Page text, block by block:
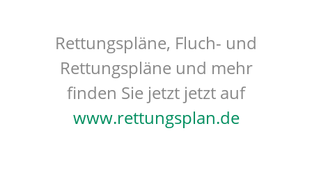
Rettungspläne, Fluch- und
Rettungspläne und mehr
finden Sie jetzt jetzt auf
www.rettungsplan.de